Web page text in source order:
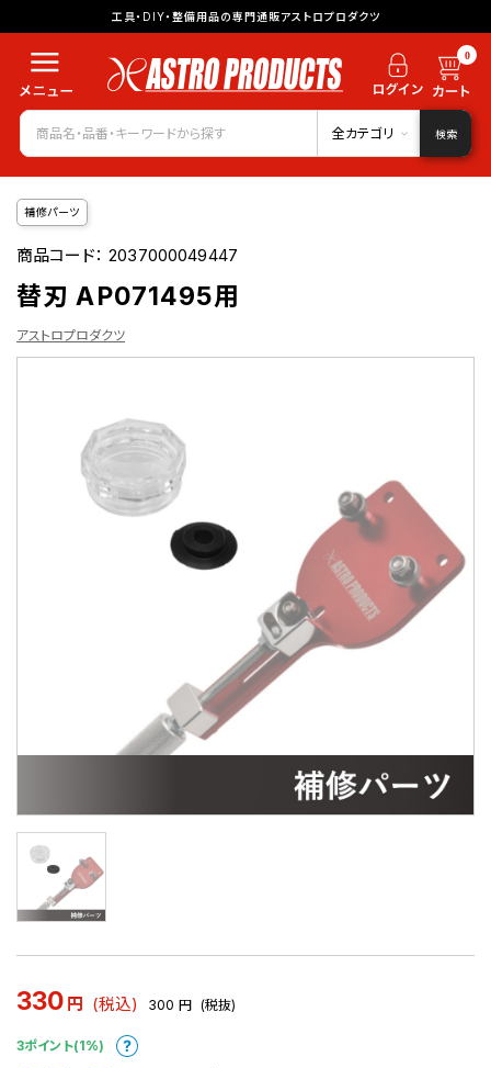
工具・DIY・整備用品の専門通販アストロプロダクツ
0
全カテゴリ 検索
補修パーツ
商品コード：2037000049447
替刃 AP071495用
アストロプロダクツ
330 円 (税込) 300 円 (税抜)
3ポイント(1%)